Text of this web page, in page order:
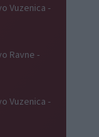
Vuzenica -
Ravne -
Vuzenica -